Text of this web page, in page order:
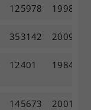
125978 1998
353142 2009
12401 1984
145673 2001